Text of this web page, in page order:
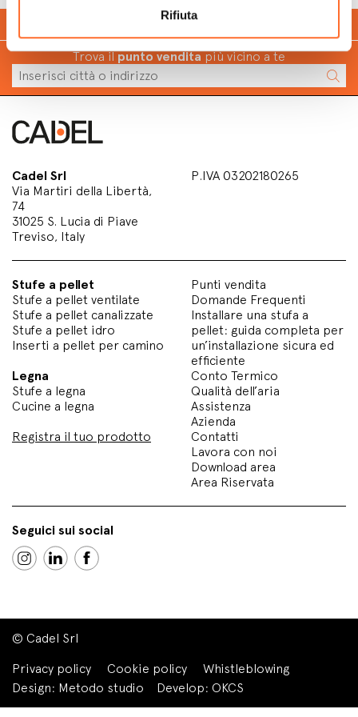
Rifiuta
quanto puoi risparmiare
Trova ilpunto venditapiù vicino a te
Cadel Srl
Via Martiri della Libertà,
74
31025 S. Lucia di Piave
Treviso, Italy
P.IVA 03202180265
Stufe a pellet
Stufe a pellet ventilate
Stufe a pellet canalizzate
Stufe a pellet idro
Inserti a pellet per camino
Legna
Stufe a legna
Cucine a legna
Registra il tuo prodotto
Punti vendita
Domande Frequenti
Installare una stufa a
pellet: guida completa per
un’installazione sicura ed
efficiente
Conto Termico
Qualità dell’aria
Assistenza
Azienda
Contatti
Lavora con noi
Download area
Area Riservata
Seguici sui social
© Cadel Srl
Privacy policy
Cookie policy
Whistleblowing
Design: Metodo studio Develop: OKCS